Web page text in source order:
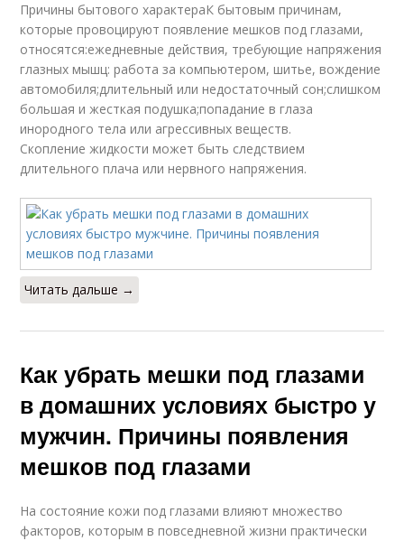
Причины бытового характераК бытовым причинам,
которые провоцируют появление мешков под глазами,
относятся:ежедневные действия, требующие напряжения
глазных мышц: работа за компьютером, шитье, вождение
автомобиля;длительный или недостаточный сон;слишком
большая и жесткая подушка;попадание в глаза
инородного тела или агрессивных веществ.
Скопление жидкости может быть следствием
длительного плача или нервного напряжения.
Читать дальше →
Как убрать мешки под глазами
в домашних условиях быстро у
мужчин. Причины появления
мешков под глазами
На состояние кожи под глазами влияют множество
факторов, которым в повседневной жизни практически